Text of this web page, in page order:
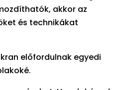
akkor az
és technikákat
előfordulnak egyedi